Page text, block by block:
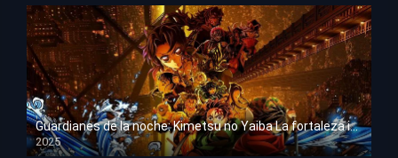
Guardianes de la noche: Kimetsu no Yaiba La fortaleza infinita
2025
HD 1080p